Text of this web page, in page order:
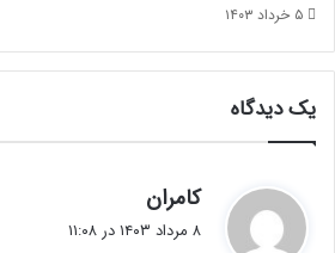
۵ خرداد ۱۴۰۳
یک دیدگاه
کامران
ف
۸ مرداد ۱۴۰۳ در ۱۱:۰۸